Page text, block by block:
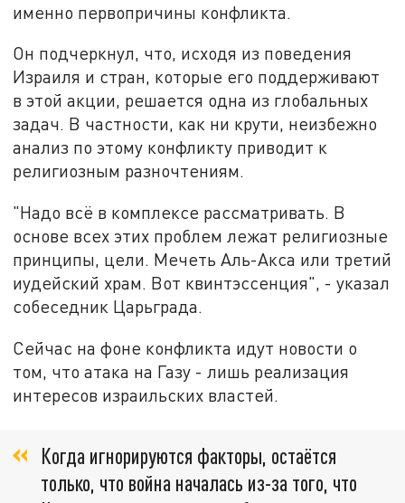
именно первопричины конфликта.
Он подчеркнул, что, исходя из поведения
Израиля и стран, которые его поддерживают
в этой акции, решается одна из глобальных
задач. В частности, как ни крути, неизбежно
анализ по этому конфликту приводит к
религиозным разночтениям.
"Надо всё в комплексе рассматривать. В
основе всех этих проблем лежат религиозные
принципы, цели. Мечеть Аль-Акса или третий
иудейский храм. Вот квинтэссенция", - указал
собеседник Царьграда.
Сейчас на фоне конфликта идут новости о
том, что атака на Газу - лишь реализация
интересов израильских властей.
Когда игнорируются факторы, остаётся
только, что война началась из-за того, что